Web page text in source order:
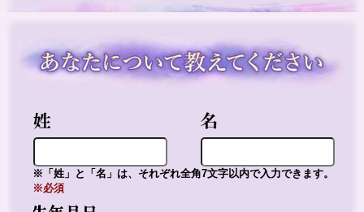
※「姓」と「名」は、それぞれ全角7文字以内で入力できます。
※必須